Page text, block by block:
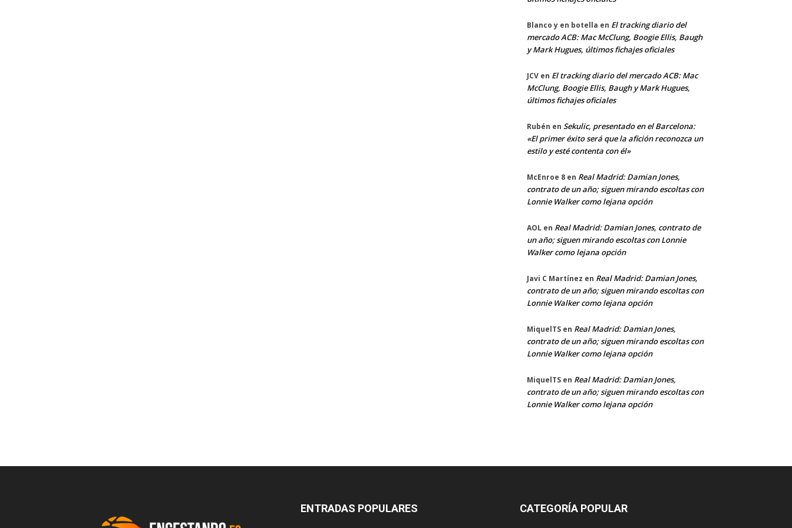
Blanco y en botella en El tracking diario del
mercado ACB: Mac McClung, Boogie Ellis, Baugh
y Mark Hugues, últimos fichajes oficiales
JCV en El tracking diario del mercado ACB: Mac
McClung, Boogie Ellis, Baugh y Mark Hugues,
últimos fichajes oficiales
Rubén en Sekulic, presentado en el Barcelona:
«El primer éxito será que la afición reconozca un
estilo y esté contenta con él»
McEnroe 8 en Real Madrid: Damian Jones,
contrato de un año; siguen mirando escoltas con
Lonnie Walker como lejana opción
AOL en Real Madrid: Damian Jones, contrato de
un año; siguen mirando escoltas con Lonnie
Walker como lejana opción
Javi C Martínez en Real Madrid: Damian Jones,
contrato de un año; siguen mirando escoltas con
Lonnie Walker como lejana opción
MiquelTS en Real Madrid: Damian Jones,
contrato de un año; siguen mirando escoltas con
Lonnie Walker como lejana opción
MiquelTS en Real Madrid: Damian Jones,
contrato de un año; siguen mirando escoltas con
Lonnie Walker como lejana opción
ENTRADAS POPULARES CATEGORÍA POPULAR